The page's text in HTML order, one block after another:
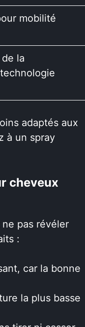
mobilité
la
adaptés aux
à un spray
cheveux
pas révéler
:
car la bonne
la plus basse